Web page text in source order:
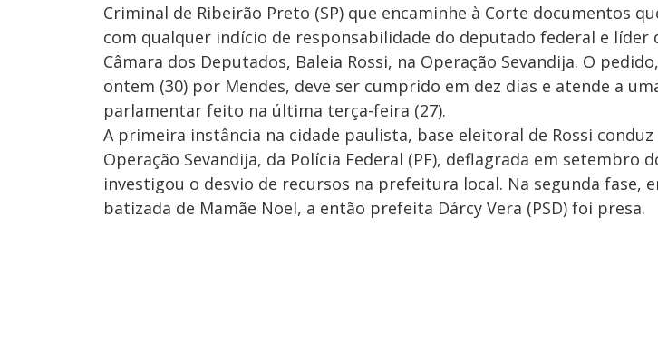
Criminal de Ribeirão Preto (SP) que encaminhe à Corte documentos
com qualquer indício de responsabilidade do deputado federal e líder
Câmara dos Deputados, Baleia Rossi, na Operação Sevandija. O
ontem (30) por Mendes, deve ser cumprido em dez dias e atende a
parlamentar feito na última terça-feira (27).
A primeira instância na cidade paulista, base eleitoral de Rossi
Operação Sevandija, da Polícia Federal (PF), deflagrada em setembro
investigou o desvio de recursos na prefeitura local. Na segunda fase,
batizada de Mamãe Noel, a então prefeita Dárcy Vera (PSD) foi presa.